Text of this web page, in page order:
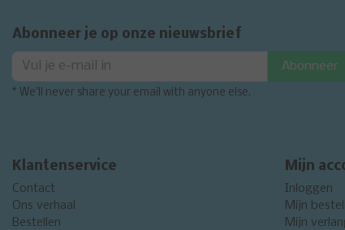
Abonneer je op onze nieuwsbrief
Abonneer
* We'll never share your email with anyone else.
Klantenservice
Contact
Ons verhaal
Bestellen
Mijn
Inloggen
Mijn
Mijn